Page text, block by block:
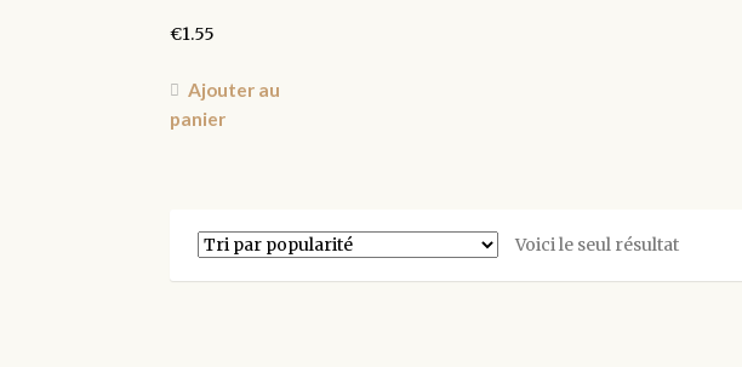
€1.55
Ajouter au
panier
Voici le seul résultat